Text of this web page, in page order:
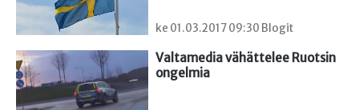
ke 01.03.2017 09:30 Blogit
Valtamedia vähättelee Ruotsin
ongelmia